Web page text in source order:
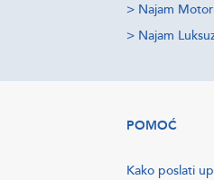
> Najam
> Najam
POMOĆ
Kako poslati